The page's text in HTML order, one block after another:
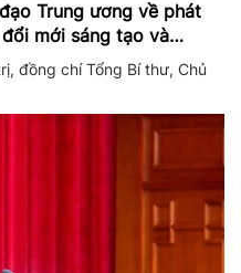
Trung ương về phát
mới sáng tạo và
đồng chí Tổng Bí thư, Chủ